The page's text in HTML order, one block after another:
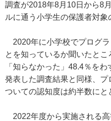
調査が2018年8月10日から8
ルに通う小学生の保護者対象
2020年に小学校でプログラ
とを知っているか聞いたと
「知らなかった」48.4％を
発表した調査結果と同様、
ついての認知度は約半数にと
2022年度から実施される